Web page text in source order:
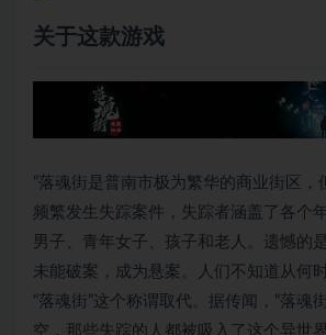
关于这款游戏
“落魂街是普南市极为繁华的商业街区，
频繁发生失踪案件，失踪者涵盖了各个
男子、青年女子、孩子和老人。遗憾的
未能破案，成为悬案。人们不知道从何
“落魂街”这个称谓取代。据传闻，“落魂
空，那些失踪的人都被吸入了这个异世界